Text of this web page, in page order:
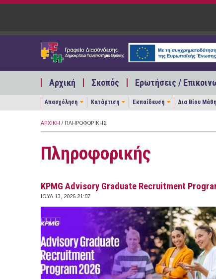
Παράκαμψη προς το κυρίως περιεχόμενο
Αρχική Σκοπός Ερωτήσεις /
Απασχόληση Κατάρτιση Εκπαίδευση Δια Βίου
ΑΡΧΙΚΉ / ΠΛΗΡΟΦΟΡΙΚΉΣ
Πληροφορικής
KPMG Advisory Graduate Recruitment
ΙΟΥΛ 13, 2026 21:07